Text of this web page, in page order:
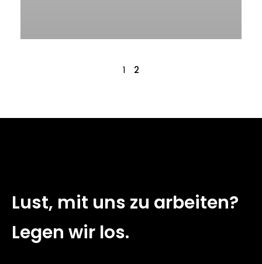
1 2
Lust, mit uns zu arbeiten?
Legen wir los.